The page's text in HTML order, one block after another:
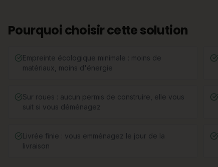
Pourquoi choisir cette solution
Empreinte écologique minimale : moins de
matériaux, moins d'énergie
Sur roues : aucun permis de construire, elle vous
suit si vous déménagez
Livrée finie : vous emménagez le jour de la
livraison